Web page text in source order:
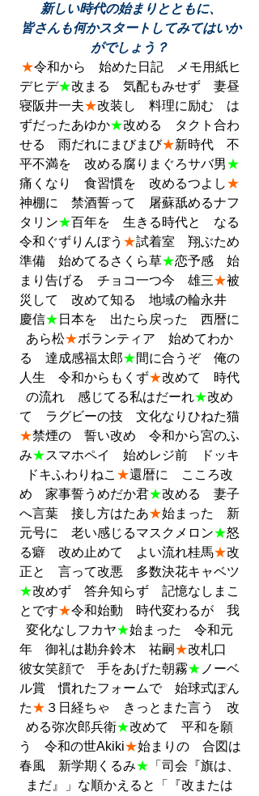
新しい時代の始まりとともに、
がでしょう？
★令和から　始めた日記　メモ用紙ヒ
デヒデ★改まる　気配もみせず　妻昼
寝阪井一夫★改装し　料理に励む　は
ずだったあゆか★改める　タクト合わ
せる　雨だれにまびまび★新時代　不
平不満を　改める腐りまぐろサバ男★
痛くなり　食習慣を　改めるつよし★
神棚に　禁酒誓って　屠蘇舐めるナフ
タリン★百年を　生きる時代と　なる
令和ぐずりんぼう ★試着室　翔ぶため
準備　始めてるさくら草★恋予感　始
まり告げる　チョコ一つ今　雄三★被
災して　改めて知る　地域の輪永井
慶信★ 日本を　出たら戻った　西暦に
あら松★ボランティア　始めてわか
る　達成感福太郎★間に合うぞ　俺の
人生　令和からもくず★改めて　時代
の流れ　感じてる私はだーれ★改め
て　ラグビーの技　文化なりひねた猫
★禁煙の　誓い改め　令和から宮のふ
み★スマホペイ　始めレジ前　ドッキ
ドキふわりねこ ★還暦に　こころ改
め　家事誓うめだか君★改める　妻子
へ言葉　接し方はたあ★始まった　新
元号に　老い感じるマスクメロン★怒
る癖　改め止めて　よい流れ桂馬★改
正と　言って改悪　多数決花キャベツ
★改めず　答弁知らず　記憶なしまこ
とです★令和始動　時代変わるが　我
変化なしフカヤ★始まった　令和元
年　御礼は勘弁鈴木　祐嗣★改札口
彼女笑顔で　手をあげた朝霧★ ノーベ
ル賞　慣れたフォームで　始球式ぽん
た★ ３日経ちゃ　きっとまた言う　改
める弥次郎兵衛★改めて　平和を願
う　令和の世Akiki★始まりの　合図は
春風　新学期くるみ★ 「司会『旗は、
まだ』」な順かえると「『改または